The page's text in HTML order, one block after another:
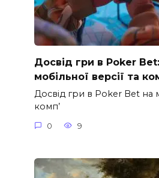
Досвід гри в Poker
мобільної версії та
Досвід гри в Poker Bet на
комп’
0 9